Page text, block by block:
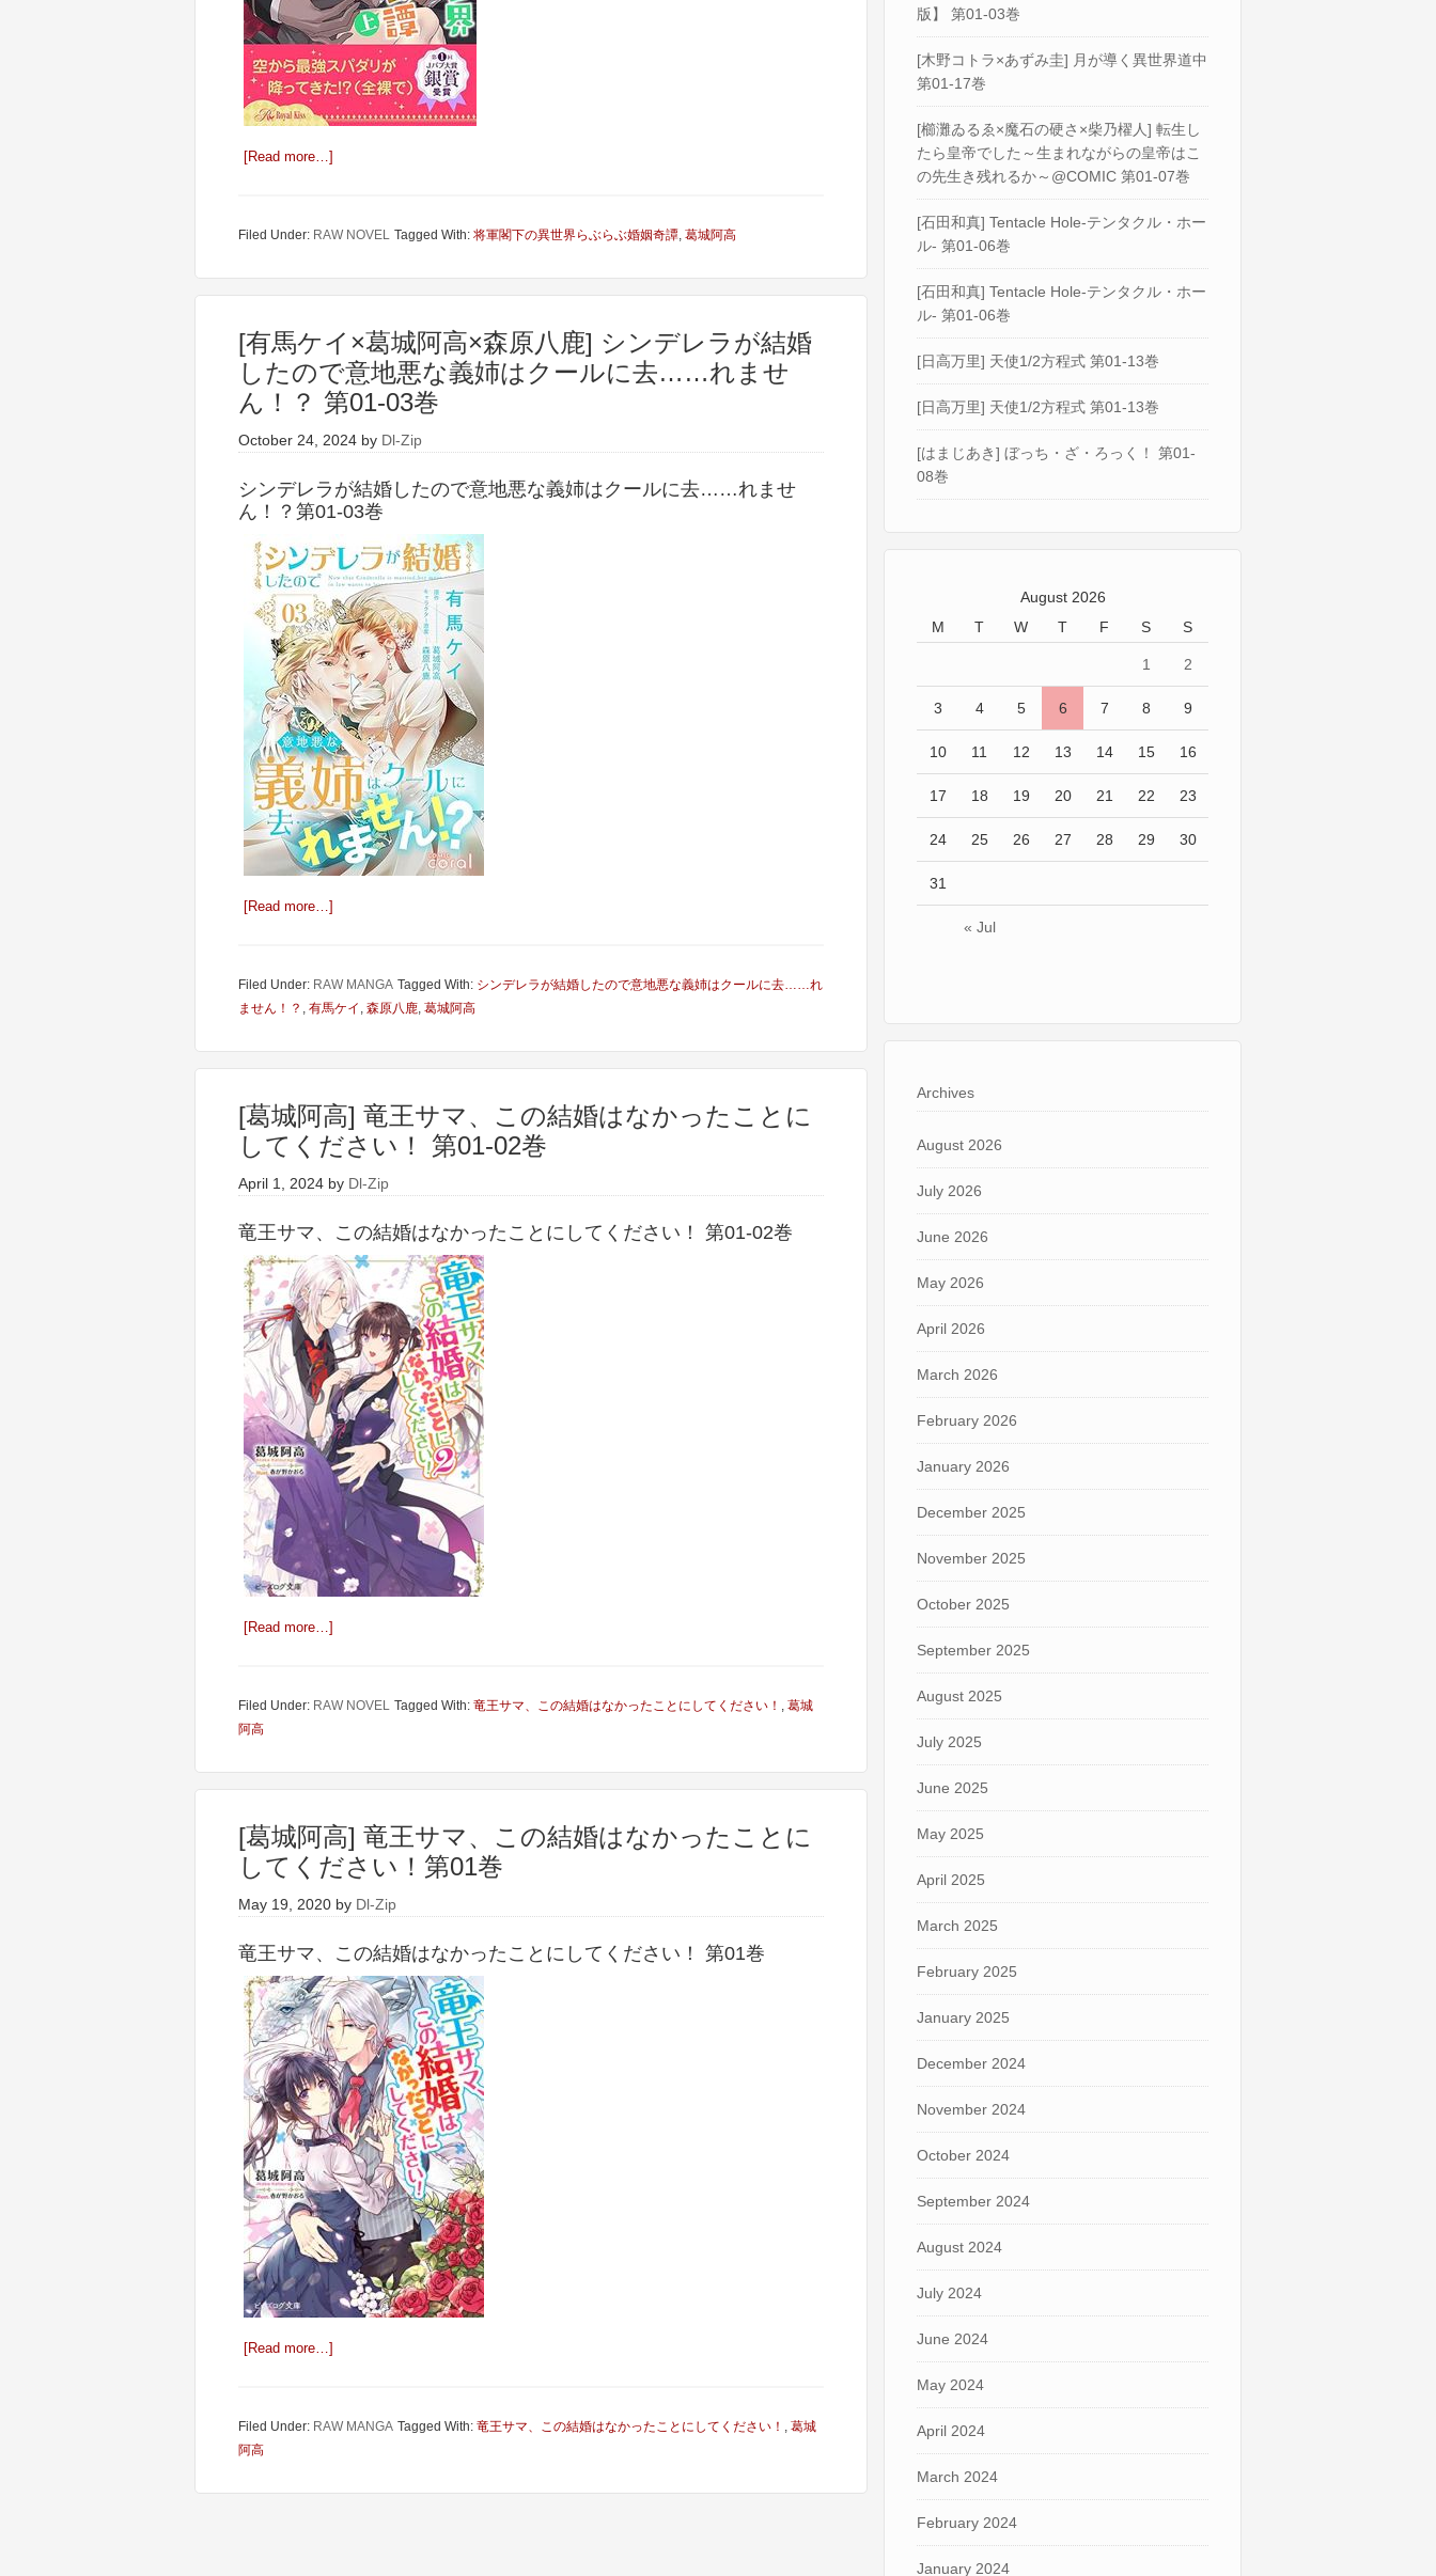
[Read more…]
Filed Under: RAW NOVEL Tagged With: 将軍閣下の異世界らぶらぶ婚姻奇譚, 葛城阿高
[有馬ケイ×葛城阿高×森原八鹿] シンデレラが結婚
したので意地悪な義姉はクールに去……れませ
ん！？ 第01-03巻
October 24, 2024 by Dl-Zip
シンデレラが結婚したので意地悪な義姉はクールに去……れませ
ん！？第01-03巻
[Read more…]
Filed Under: RAW MANGA Tagged With: シンデレラが結婚したので意地悪な義姉はクールに去……れ
ません！？ , 有馬ケイ , 森原八鹿, 葛城阿高
[葛城阿高] 竜王サマ、この結婚はなかったことに
してください！ 第01-02巻
April 1, 2024 by Dl-Zip
竜王サマ、この結婚はなかったことにしてください！ 第01-02巻
[Read more…]
Filed Under: RAW NOVEL Tagged With: 竜王サマ、この結婚はなかったことにしてください！ , 葛城
阿高
[葛城阿高] 竜王サマ、この結婚はなかったことに
してください！第01巻
May 19, 2020 by Dl-Zip
竜王サマ、この結婚はなかったことにしてください！ 第01巻
[Read more…]
Filed Under: RAW MANGA Tagged With: 竜王サマ、この結婚はなかったことにしてください！ , 葛城
阿高
版】 第01-03巻
[木野コトラ×あずみ圭] 月が導く異世界道中
第01-17巻
[櫛灘ゐるゑ×魔石の硬さ×柴乃櫂人] 転生し
たら皇帝でした～生まれながらの皇帝はこ
の先生き残れるか～@COMIC 第01-07巻
[石田和真] Tentacle Hole-テンタクル・ホー
ル- 第01-06巻
[石田和真] Tentacle Hole-テンタクル・ホー
ル- 第01-06巻
[日高万里] 天使1/2方程式 第01-13巻
[日高万里] 天使1/2方程式 第01-13巻
[はまじあき] ぼっち・ざ・ろっく！ 第01-
08巻
August 2026
M
T W T F S S
« Jul
1 2
3 4 5 6 7 8 9
10 11 12 13 14 15 16
17 18 19 20 21 22 23
24 25 26 27 28 29 30
31
Archives
August 2026
July 2026
June 2026
May 2026
April 2026
March 2026
February 2026
January 2026
December 2025
November 2025
October 2025
September 2025
August 2025
July 2025
June 2025
May 2025
April 2025
March 2025
February 2025
January 2025
December 2024
November 2024
October 2024
September 2024
August 2024
July 2024
June 2024
May 2024
April 2024
March 2024
February 2024
January 2024